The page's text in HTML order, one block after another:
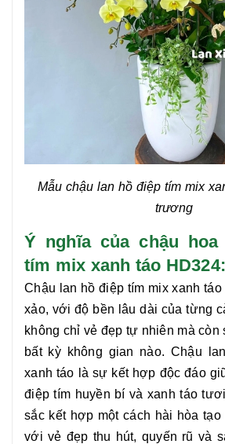
Mẫu chậu lan hồ điệp tím mix
trương
Ý nghĩa của chậu
tím mix xanh táo HD324:
Chậu lan hồ điệp tím mix xanh táo
xảo, với độ bền lâu dài của từng
không chỉ vẻ đẹp tự nhiên mà còn
bất kỳ không gian nào. Chậu
xanh táo là sự kết hợp độc đáo
điệp tím huyền bí và xanh táo
sắc kết hợp một cách hài hòa tạo
với vẻ đẹp thu hút, quyến rũ và